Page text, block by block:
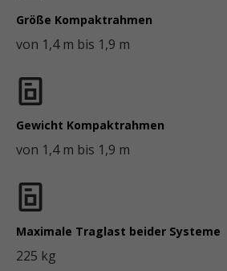
Größe Kompaktrahmen
von 1,4 m bis 1,9 m
Gewicht Kompaktrahmen
von 1,4 m bis 1,9 m
Maximale Traglast beider Systeme
225 kg